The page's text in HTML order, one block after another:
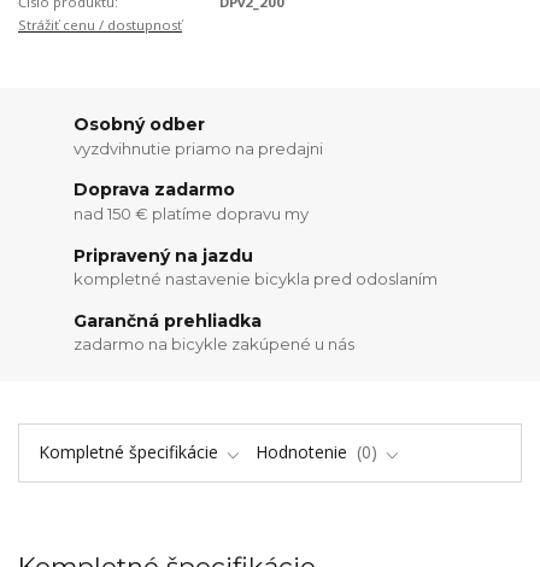
Strážiť cenu / dostupnosť
Osobný odber
vyzdvihnutie priamo na predajni
Doprava zadarmo
nad 150 € platíme dopravu my
Pripravený na jazdu
kompletné nastavenie bicykla pred odoslaním
Garančná prehliadka
zadarmo na bicykle zakúpené u nás
Kompletné špecifikácie Hodnotenie 0